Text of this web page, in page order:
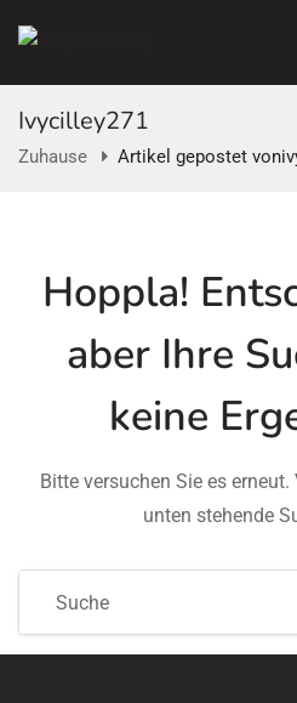
Ivycilley271
Zuhause Artikel gepostet
Hoppla!
aber Ihre
keine
Bitte versuchen Sie es
unten stehende